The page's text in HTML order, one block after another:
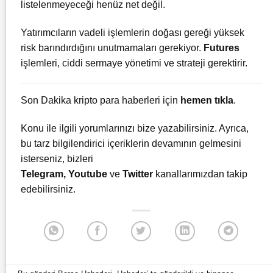
listelenmeyeceği henüz net değil.
Yatırımcıların vadeli işlemlerin doğası gereği yüksek
risk barındırdığını unutmamaları gerekiyor. Futures
işlemleri, ciddi sermaye yönetimi ve strateji gerektirir.
Son Dakika kripto para haberleri için hemen tıkla.
Konu ile ilgili yorumlarınızı bize yazabilirsiniz. Ayrıca,
bu tarz bilgilendirici içeriklerin devamının gelmesini
isterseniz, bizleri
Telegram, Youtube ve Twitter kanallarımızdan takip
edebilirsiniz.